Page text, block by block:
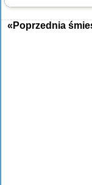
«Poprzednia